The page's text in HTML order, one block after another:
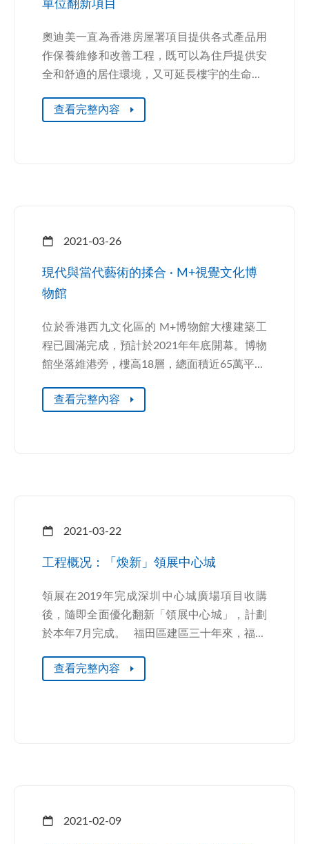
單位翻新項目
奧迪美一直為香港房屋署項目提供各式產品用
作保養維修和改善工程，既可以為住戶提供安
全和舒適的居住環境，又可延長樓宇的生命...
查看完整內容
2021-03-26
現代與當代藝術的揉合 · M+視覺文化博
物館
位於香港西九文化區的 M+博物館大樓建築工
程已圓滿完成，預計於2021年年底開幕。博物
館坐落維港旁，樓高18層，總面積近65萬平...
查看完整內容
2021-03-22
工程概况：「煥新」領展中心城
領展在2019年完成深圳中心城廣場項目收購
後，隨即全面優化翻新「領展中心城」，計劃
於本年7月完成。 福田區建區三十年來，福...
查看完整內容
2021-02-09